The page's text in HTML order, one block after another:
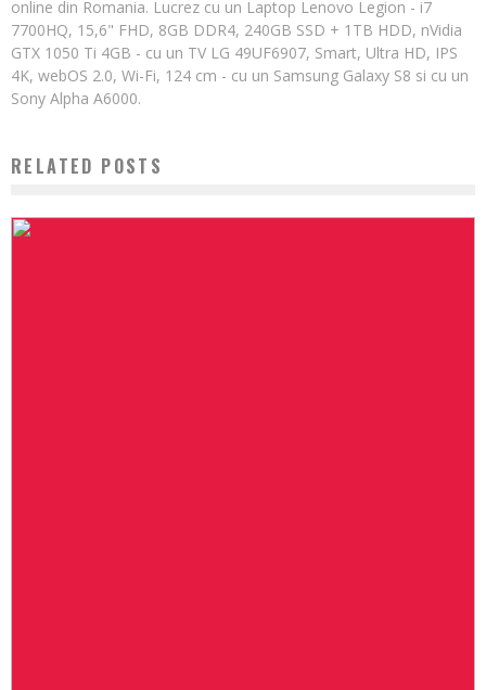
online din Romania. Lucrez cu un Laptop Lenovo Legion - i7
7700HQ, 15,6" FHD, 8GB DDR4, 240GB SSD + 1TB HDD, nVidia
GTX 1050 Ti 4GB - cu un TV LG 49UF6907, Smart, Ultra HD, IPS
4K, webOS 2.0, Wi-Fi, 124 cm - cu un Samsung Galaxy S8 si cu un
Sony Alpha A6000.
RELATED POSTS